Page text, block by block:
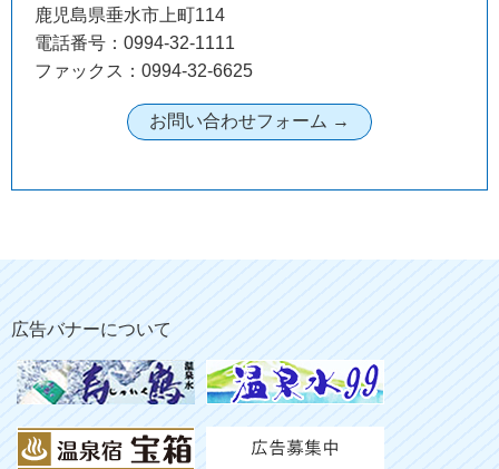
鹿児島県垂水市上町114
電話番号：0994-32-1111
ファックス：0994-32-6625
広告バナーについて